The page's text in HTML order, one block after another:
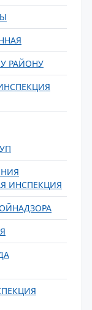
РАЙОНУ
ИНСПЕКЦИЯ